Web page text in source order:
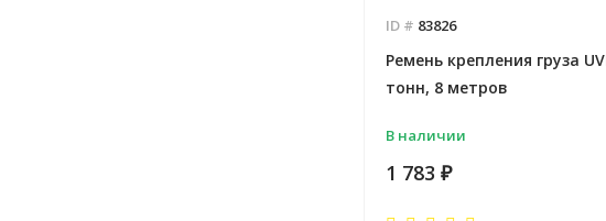
ID # 83826
Ремень крепления груза
тонн, 8 метров
В наличии
1 783 ₽